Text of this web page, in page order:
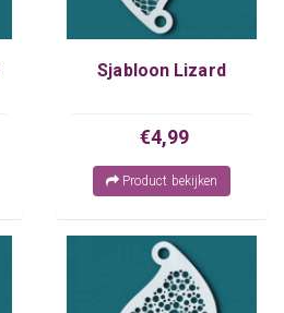
Sjabloon Lizard
€4,99
Product bekijken